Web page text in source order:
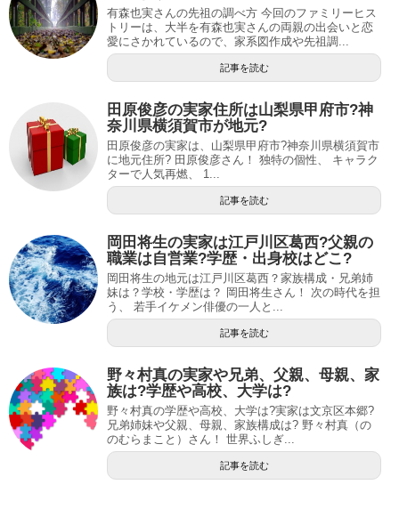
有森也実さんの先祖の調べ方 今回のファミリーヒス
トリーは、大半を有森也実さんの両親の出会いと恋
愛にさかれているので、家系図作成や先祖調...
記事を読む
田原俊彦の実家住所は山梨県甲府市?神
奈川県横須賀市が地元?
田原俊彦の実家は、山梨県甲府市?神奈川県横須賀市
に地元住所? 田原俊彦さん！ 独特の個性、 キャラク
ターで人気再燃、 1...
記事を読む
岡田将生の実家は江戸川区葛西?父親の
職業は自営業?学歴・出身校はどこ?
岡田将生の地元は江戸川区葛西？家族構成・兄弟姉
妹は？学校・学歴は？ 岡田将生さん！ 次の時代を担
う、 若手イケメン俳優の一人と...
記事を読む
野々村真の実家や兄弟、父親、母親、家
族は?学歴や高校、大学は?
野々村真の学歴や高校、大学は?実家は文京区本郷?
兄弟姉妹や父親、母親、家族構成は? 野々村真（の
のむらまこと）さん！ 世界ふしぎ...
記事を読む